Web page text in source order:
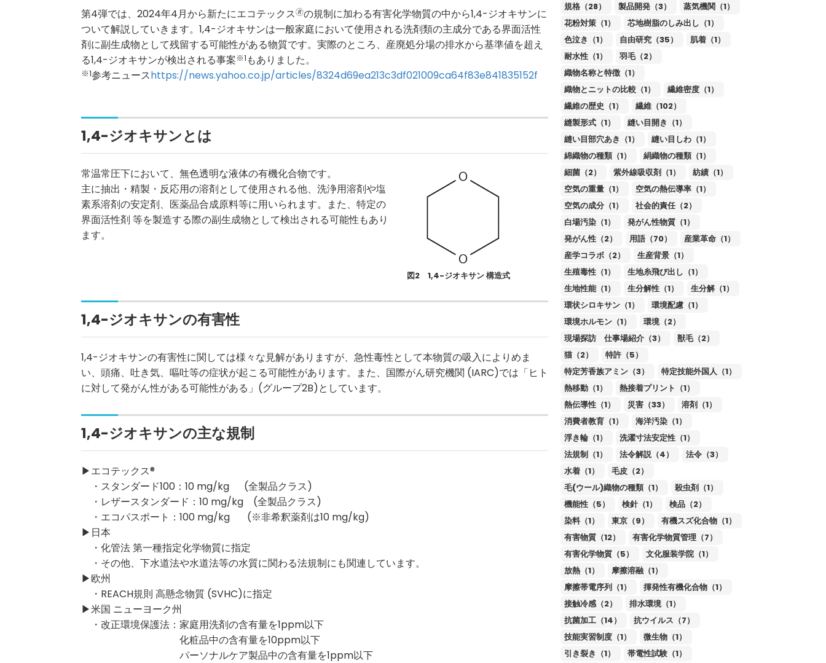
第4弾では、2024年4月から新たにエコテックス🄬の規制に加わる有害化学物質の中から1,4-ジオキサンに
ついて解説していきます。1,4-ジオキサンは一般家庭において使用される洗剤類の主成分である界面活性
剤に副生成物として残留する可能性がある物質です。実際のところ、産廃処分場の排水から基準値を超え
る1,4-ジオキサンが検出される事案※1 もありました。
※1参考ニュースhttps://news.yahoo.co.jp/articles/8324d69ea213c3df021009ca64f83e841835152f
1,4-ジオキサンとは
常温常圧下において、無色透明な液体の有機化合物です。
主に抽出・精製・反応用の溶剤として使用される他、洗浄用溶剤や塩
素系溶剤の安定剤、医薬品合成原料等に用いられます。また、特定の
界面活性剤 等を製造する際の副生成物として検出される可能性もあり
ます。
図2 1,4-ジオキサン 構造式
1,4-ジオキサンの有害性
1,4-ジオキサンの有害性に関しては様々な見解がありますが、急性毒性として本物質の吸入によりめま
い、頭痛、吐き気、嘔吐等の症状が起こる可能性があります。また、国際がん研究機関 (IARC)では「ヒト
に対して発がん性がある可能性がある」(グループ2B)としています。
1,4-ジオキサンの主な規制
▶エコテックス®
・スタンダード100：10 mg/kg (全製品クラス)
・レザースタンダード：10 mg/kg (全製品クラス)
・エコパスポート：100 mg/kg (※非希釈薬剤は10 mg/kg)
▶日本
・化管法 第一種指定化学物質に指定
・その他、下水道法や水道法等の水質に関わる法規制にも関連しています。
▶欧州
・REACH規則 高懸念物質 (SVHC)に指定
▶米国 ニューヨーク州
・改正環境保護法：家庭用洗剤の含有量を1ppm以下
化粧品中の含有量を10ppm以下
パーソナルケア製品中の含有量を1ppm以下
規格（28）
製品開発（3）
蒸気機関（1）
花粉対策（1）
芯地樹脂のしみ出し（1）
色泣き（1）
自由研究（35）
肌着（1）
耐水性（1）
羽毛（2）
織物名称と特徴（1）
織物とニットの比較（1）
繊維密度（1）
繊維の歴史（1）
繊維（102）
縫製形式（1）
縫い目開き（1）
縫い目部穴あき（1）
縫い目しわ（1）
綿織物の種類（1）
絹織物の種類（1）
細菌（2）
紫外線吸収剤（1）
紡績（1）
空気の重量（1）
空気の熱伝導率（1）
空気の成分（1）
社会的責任（2）
白場汚染（1）
発がん性物質（1）
発がん性（2）
用語（70）
産業革命（1）
産学コラボ（2）
生産背景（1）
生殖毒性（1）
生地糸飛び出し（1）
生地性能（1）
生分解性（1）
生分解（1）
環状シロキサン（1）
環境配慮（1）
環境ホルモン（1）
環境（2）
現場探訪 仕事場紹介（3）
獣毛（2）
猫（2）
特許（5）
特定芳香族アミン（3）
特定技能外国人（1）
熱移動（1）
熱接着プリント（1）
熱伝導性（1）
災害（33）
溶剤（1）
消費者教育（1）
海洋汚染（1）
浮き輪（1）
洗濯寸法安定性（1）
法規制（1）
法令解説（4）
法令（3）
水着（1）
毛皮（2）
毛(ウール)織物の種類（1）
殺虫剤（1）
機能性（5）
検針（1）
検品（2）
染料（1）
東京（9）
有機スズ化合物（1）
有害物質（12）
有害化学物質管理（7）
有害化学物質（5）
文化服装学院（1）
放熱（1）
摩擦溶融（1）
摩擦帯電序列（1）
揮発性有機化合物（1）
接触冷感（2）
排水環境（1）
抗菌加工（14）
抗ウイルス（7）
技能実習制度（1）
微生物（1）
引き裂き（1）
帯電性試験（1）